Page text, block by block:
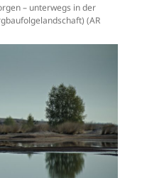
– unterwegs in der
(AR